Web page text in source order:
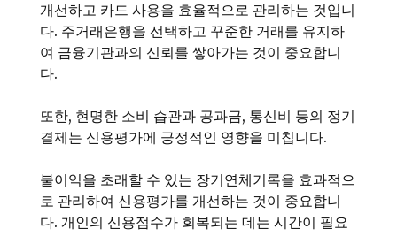
개선하고 카드 사용을 효율적으로 관리하는 것입니
다. 주거래은행을 선택하고 꾸준한 거래를 유지하
여 금융기관과의 신뢰를 쌓아가는 것이 중요합니
다.
또한, 현명한 소비 습관과 공과금, 통신비 등의 정기
결제는 신용평가에 긍정적인 영향을 미칩니다.
불이익을 초래할 수 있는 장기연체기록을 효과적으
로 관리하여 신용평가를 개선하는 것이 중요합니
다. 개인의 신용점수가 회복되는 데는 시간이 필요